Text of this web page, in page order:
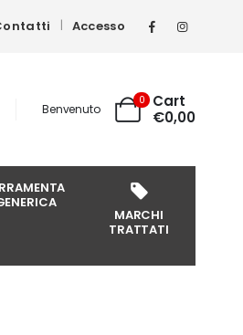
Accesso
Benvenuto
0
Cart
€0,00
MARCHI
TRATTATI